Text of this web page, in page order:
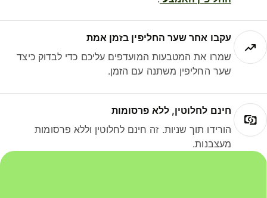
עקבו אחר שער החליפין בזמן אמת
שמרו את המטבעות המועדפים עליכם כדי לבדוק כיצד
שער החליפין משתנה עם הזמן.
חינם לחלוטין, ללא פרסומות
הורידו תוך שניות. זה חינם לחלוטין וללא פרסומות
מעצבנות.